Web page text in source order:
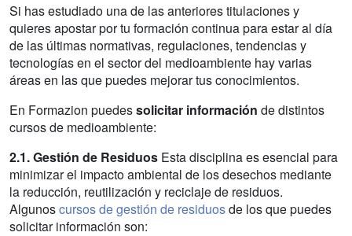
Si has estudiado una de las anteriores titulaciones y
quieres apostar por tu formación continua para estar al día
de las últimas normativas, regulaciones, tendencias y
tecnologías en el sector del medioambiente hay varias
áreas en las que puedes mejorar tus conocimientos.
En Formazion puedessolicitar información de distintos
cursos de medioambiente:
2.1. Gestión de Residuos Esta disciplina es esencial para
minimizar el impacto ambiental de los desechos mediante
la reducción, reutilización y reciclaje de residuos.
Algunoscursos de gestión de residuosde los que puedes
solicitar información son: